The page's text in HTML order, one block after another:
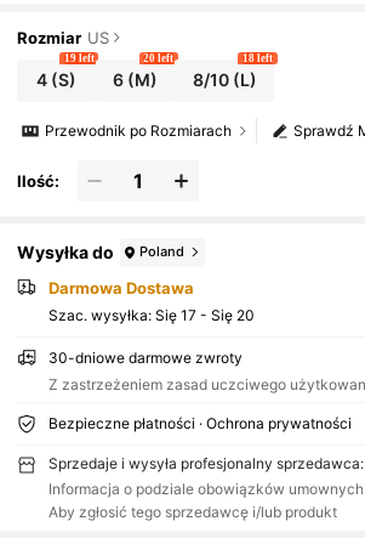
Rozmiar US
4 (S)
19 left
6 (M)
20 left
8/10(L)
18 left
Sprawdź
Przewodnik po Rozmiarach
Ilość:
Wysyłka do Poland
Darmowa Dostawa
Szac. wysyłka: Się 17 - Się 20
30-dniowe darmowe zwroty
Z zastrzeżeniem zasad uczciwego
Bezpieczne płatności · Ochrona prywatności
Sprzedaje i wysyła profesjonalny sprzedawca:
Informacja o podziale obowiązków umownych
Aby zgłosić tego sprzedawcę i/lub produkt